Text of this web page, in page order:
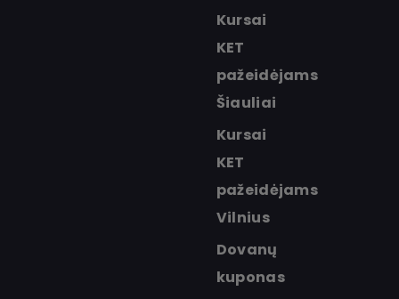
Kursai
KET
pažeidėjams
Šiauliai
Kursai
KET
pažeidėjams
Vilnius
Dovanų
kuponas